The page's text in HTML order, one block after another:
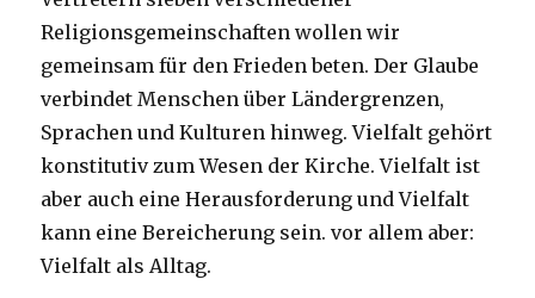
Religionsgemeinschaften wollen wir
gemeinsam für den Frieden beten. Der Glaube
verbindet Menschen über Ländergrenzen,
Sprachen und Kulturen hinweg. Vielfalt gehört
konstitutiv zum Wesen der Kirche. Vielfalt ist
aber auch eine Herausforderung und Vielfalt
kann eine Bereicherung sein. vor allem aber:
Vielfalt als Alltag.